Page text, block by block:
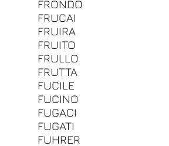
FRONDO
FRUCAI
FRUIRA
FRUITO
FRULLO
FRUTTA
FUCILE
FUCINO
FUGACI
FUGATI
FUHRER